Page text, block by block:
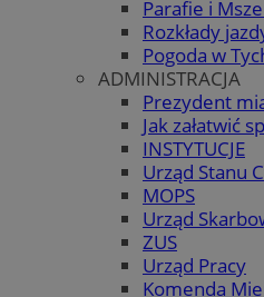
Parafie i
Rozkłady
Pogoda w
ADMINISTRACJA
Prezydent
Jak załatwić
INSTYTUCJE
Urząd Stanu
MOPS
Urząd
ZUS
Urząd Pracy
Komenda